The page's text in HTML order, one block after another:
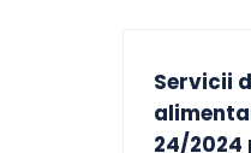
Servicii
24/2024